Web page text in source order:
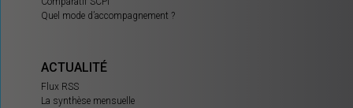
Quel mode d’accompagnement ?
ACTUALITÉ
Flux RSS
La synthèse mensuelle